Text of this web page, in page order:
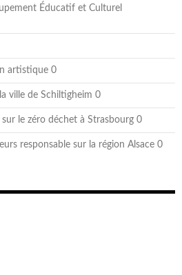
Éducatif et Culturel
artistique 0
ville de Schiltigheim 0
sur le zéro déchet à Strasbourg 0
responsable sur la région Alsace 0